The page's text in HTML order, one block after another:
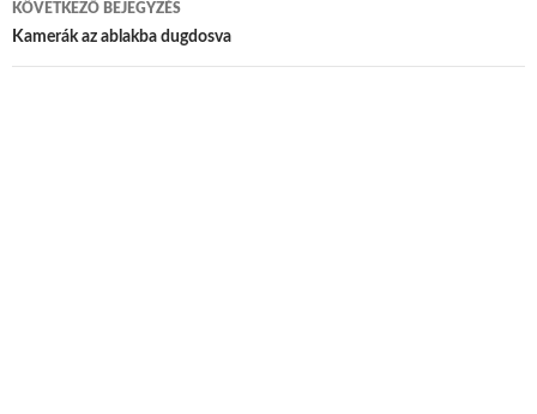
KÖVETKEZŐ BEJEGYZÉS
Kamerák az ablakba dugdosva